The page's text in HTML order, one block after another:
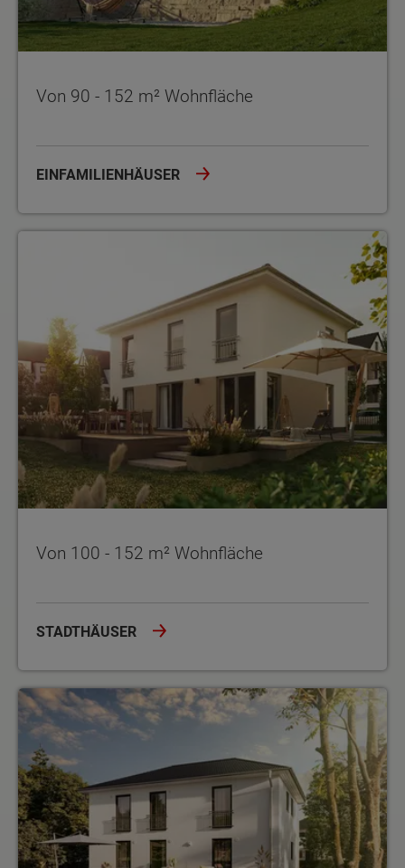
Von 90 - 152 m² Wohnfläche
EINFAMILIENHÄUSER
Von 100 - 152 m² Wohnfläche
STADTHÄUSER
Von 180 - 192 m² Wohnfläche